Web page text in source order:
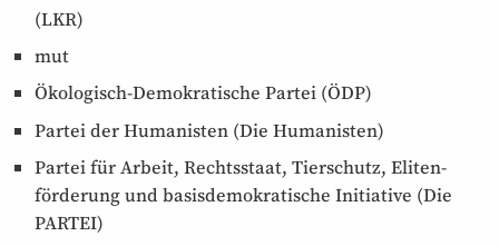
(LKR)
mut
Ökologisch-Demokratische Partei (ÖDP)
Partei der Humanisten (Die Humanisten)
Partei für Arbeit, Rechtsstaat, Tierschutz, Eliten­
förde­rung und basis­demokratische Initiative (Die
PARTEI)